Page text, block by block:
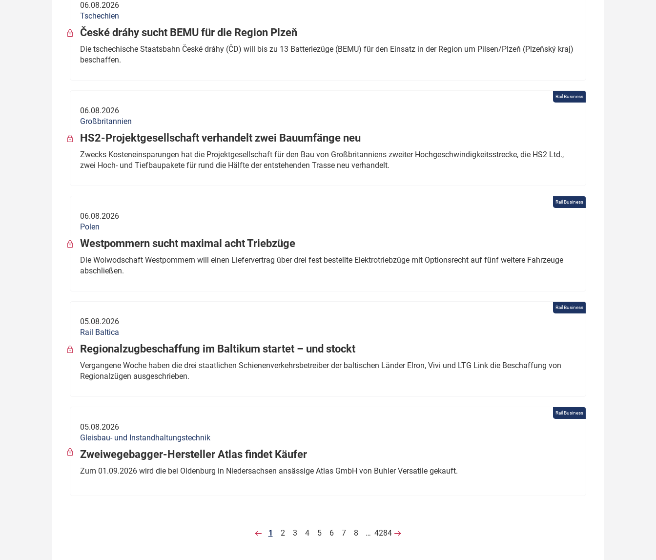
06.08.2026
Tschechien
České dráhy sucht BEMU für die Region Plzeň
Die tschechische Staatsbahn České dráhy (ČD) will bis zu 13 Batteriezüge (BEMU) für den Einsatz in der Region um Pilsen/Plzeň (Plzeňský kraj)
beschaffen.
Rail Business
06.08.2026
Großbritannien
HS2-Projektgesellschaft verhandelt zwei Bauumfänge neu
Zwecks Kosteneinsparungen hat die Projektgesellschaft für den Bau von Großbritanniens zweiter Hochgeschwindigkeitsstrecke, die HS2 Ltd.,
zwei Hoch- und Tiefbaupakete für rund die Hälfte der entstehenden Trasse neu verhandelt.
Rail Business
06.08.2026
Polen
Westpommern sucht maximal acht Triebzüge
Die Woiwodschaft Westpommern will einen Liefervertrag über drei fest bestellte Elektrotriebzüge mit Optionsrecht auf fünf weitere Fahrzeuge
abschließen.
Rail Business
05.08.2026
Rail Baltica
Regionalzugbeschaffung im Baltikum startet – und stockt
Vergangene Woche haben die drei staatlichen Schienenverkehrsbetreiber der baltischen Länder Elron, Vivi und LTG Link die Beschaffung von
Regionalzügen ausgeschrieben.
Rail Business
05.08.2026
Gleisbau- und Instandhaltungstechnik
Zweiwegebagger-Hersteller Atlas findet Käufer
Zum 01.09.2026 wird die bei Oldenburg in Niedersachsen ansässige Atlas GmbH von Buhler Versatile gekauft.
1 2 3 4 5 6 7 8 … 4284